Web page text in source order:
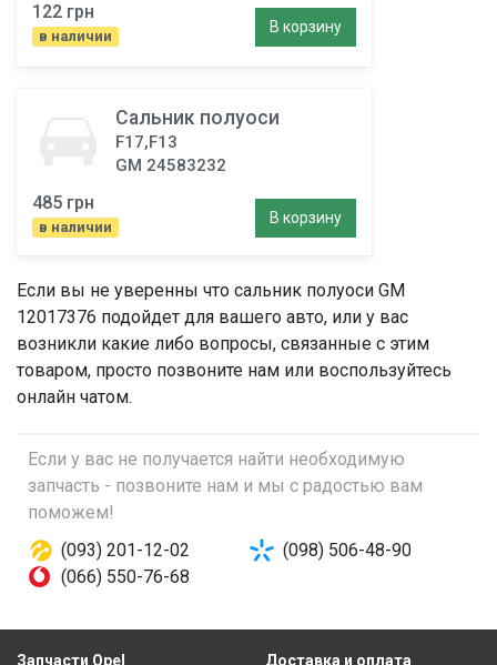
122 грн
в наличии
В корзину
Сальник полуоси
F17,F13
GM 24583232
485 грн
в наличии
В корзину
Если вы не уверенны что сальник полуоси GM
12017376 подойдет для вашего авто, или у вас
возникли какие либо вопросы, связанные с этим
товаром, просто позвоните нам или воспользуйтесь
онлайн чатом.
Если у вас не получается найти необходимую
запчасть - позвоните нам и мы с радостью вам
поможем!
(093) 201-12-02
(098) 506-48-90
(066) 550-76-68
Запчасти Opel Доставка и оплата